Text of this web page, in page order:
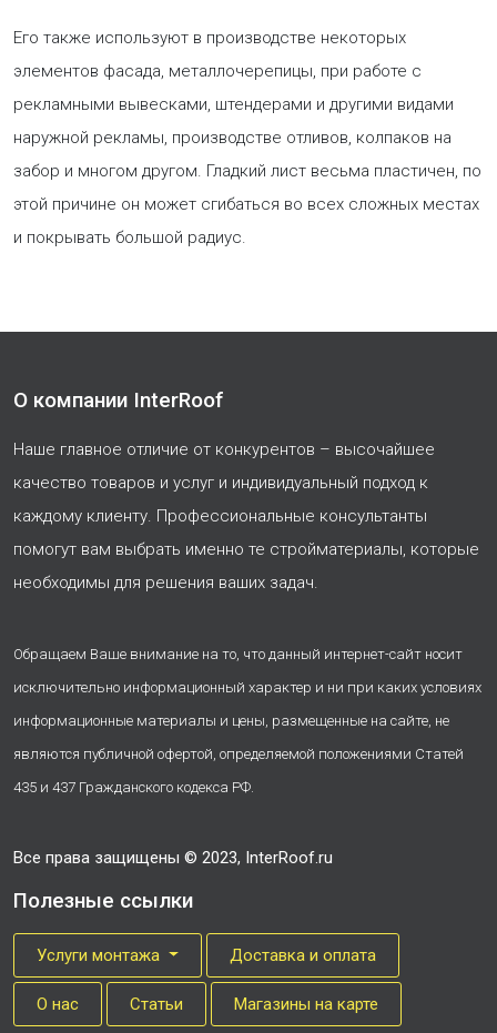
Его также используют в производстве некоторых
элементов фасада, металлочерепицы, при работе с
рекламными вывесками, штендерами и другими видами
наружной рекламы, производстве отливов, колпаков на
забор и многом другом. Гладкий лист весьма пластичен, по
этой причине он может сгибаться во всех сложных местах
и покрывать большой радиус.
О компании InterRoof
Наше главное отличие от конкурентов – высочайшее
качество товаров и услуг и индивидуальный подход к
каждому клиенту. Профессиональные консультанты
помогут вам выбрать именно те стройматериалы, которые
необходимы для решения ваших задач.
Обращаем Ваше внимание на то, что данный интернет-сайт носит
исключительно информационный характер и ни при каких условиях
информационные материалы и цены, размещенные на сайте, не
являются публичной офертой, определяемой положениями Статей
435 и 437 Гражданского кодекса РФ.
Все права защищены © 2023, InterRoof.ru
Полезные ссылки
Услуги монтажа Доставка и оплата
О нас Cтатьи Магазины на карте